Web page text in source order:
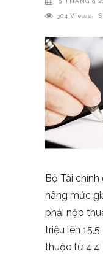
304 Views
Bộ Tài
nâng mức
phải nộp
triệu lên
thuộc từ 4,4